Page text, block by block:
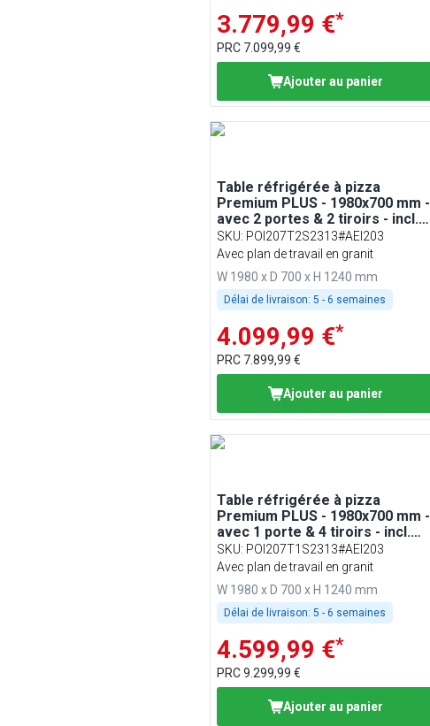
3.779,99 €*
PRC 7.099,99 €
Ajouter au panier
Table réfrigérée à pizza
Premium PLUS - 1980x700 mm -
avec 2 portes & 2 tiroirs - incl.
vitrine réfrigérée - 9x GN 1/4
SKU: POI207T2S2313#AEI203
Avec plan de travail en granit
W 1980 x D 700 x H 1240 mm
Délai de livraison: 5 - 6 semaines
4.099,99 €*
PRC 7.899,99 €
Ajouter au panier
Table réfrigérée à pizza
Premium PLUS - 1980x700 mm -
avec 1 porte & 4 tiroirs - incl.
vitrine réfrigérée - 9x GN 1/4
SKU: POI207T1S2313#AEI203
Avec plan de travail en granit
W 1980 x D 700 x H 1240 mm
Délai de livraison: 5 - 6 semaines
4.599,99 €*
PRC9.299,99 €
Ajouter au panier